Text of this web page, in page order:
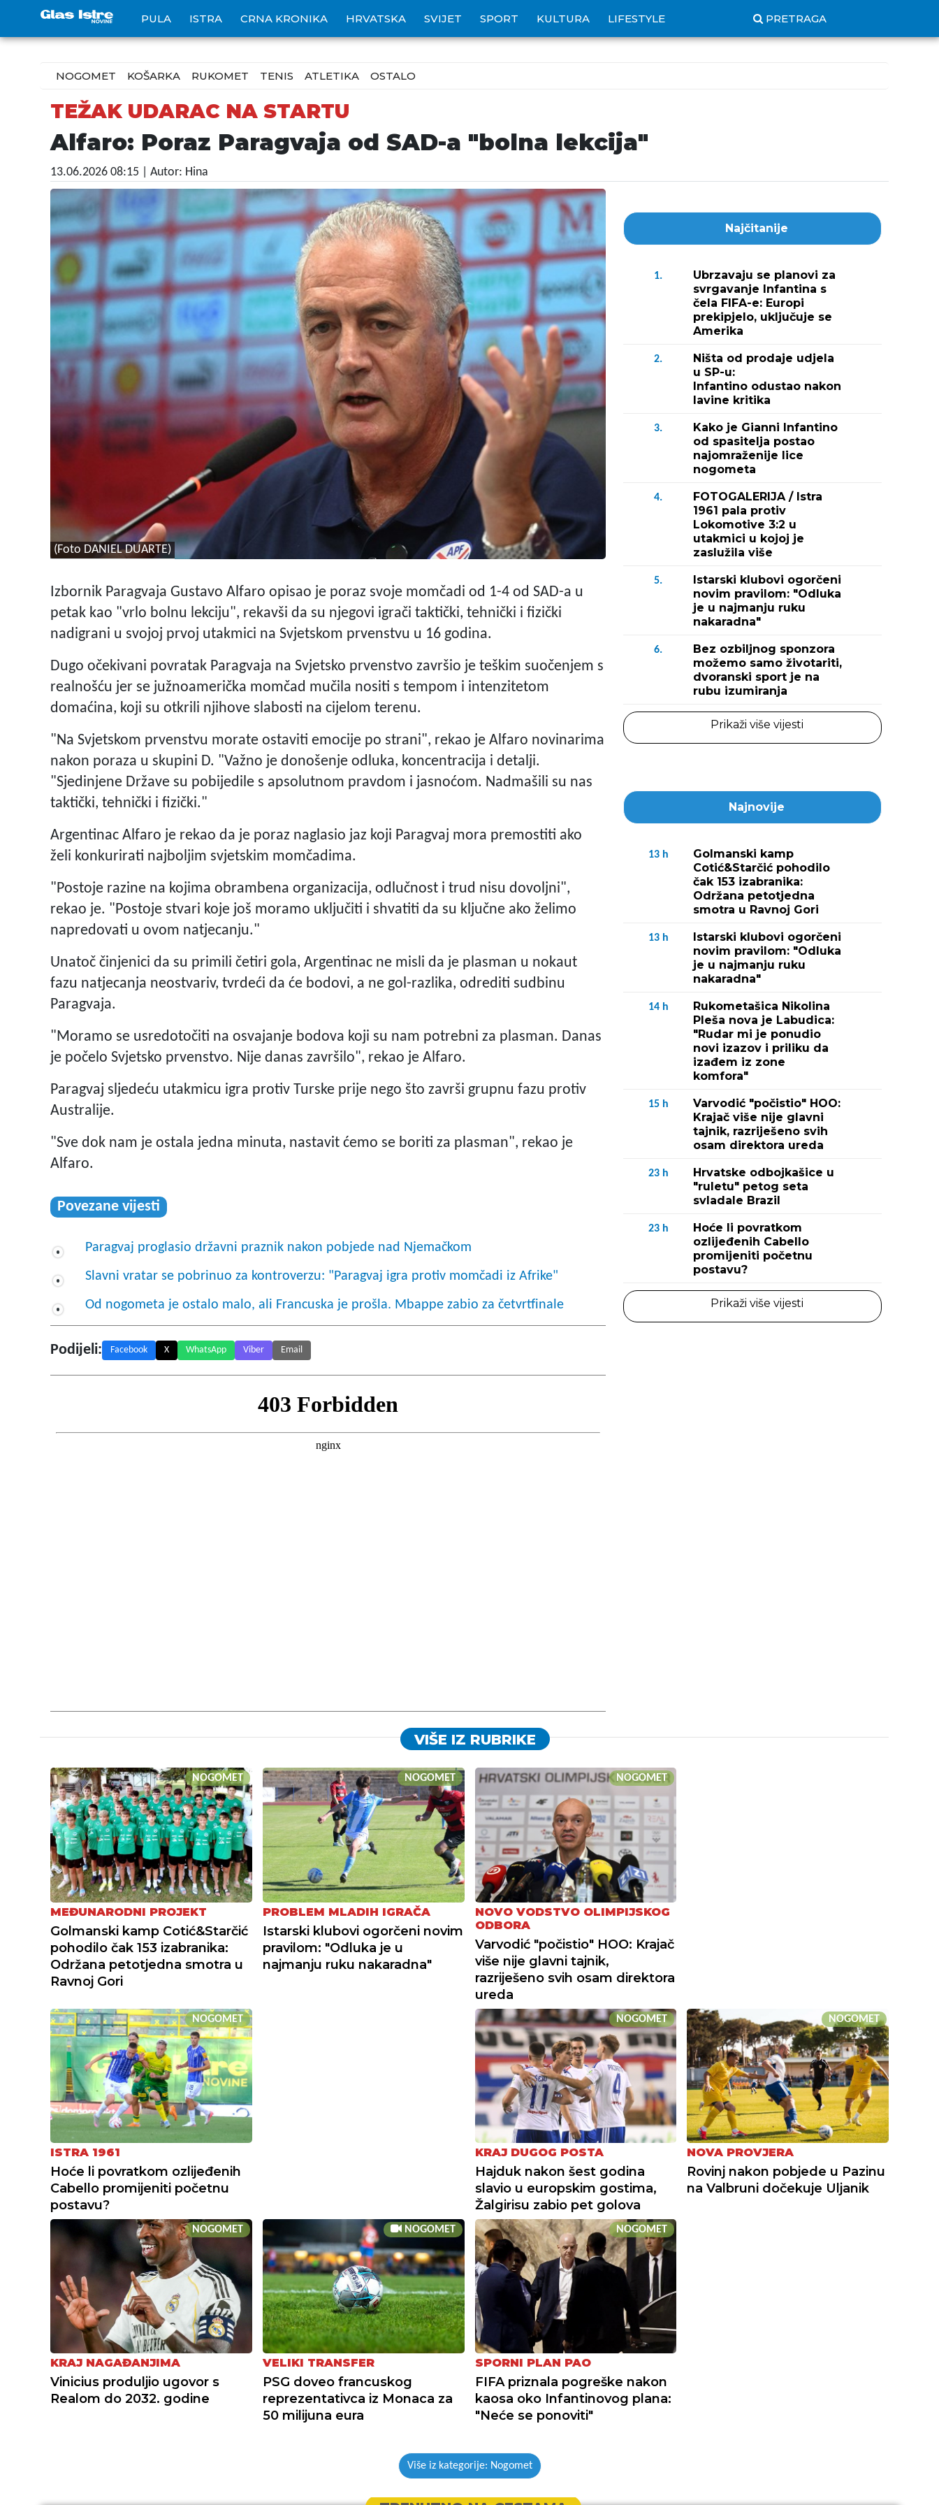
PULA ISTRA CRNA KRONIKA HRVATSKA SVIJET SPORT KULTURA LIFESTYLE PRETRAGA
NOGOMET KOŠARKA RUKOMET TENIS ATLETIKA OSTALO
TEŽAK UDARAC NA STARTU
Alfaro: Poraz Paragvaja od SAD-a "bolna lekcija"
13.06.2026 08:15 | Autor: Hina
(Foto DANIEL DUARTE)
Izbornik Paragvaja Gustavo Alfaro opisao je poraz svoje momčadi od 1-4 od SAD-a u
petak kao "vrlo bolnu lekciju", rekavši da su njegovi igrači taktički, tehnički i fizički
nadigrani u svojoj prvoj utakmici na Svjetskom prvenstvu u 16 godina.
Dugo očekivani povratak Paragvaja na Svjetsko prvenstvo završio je teškim suočenjem s
realnošću jer se južnoamerička momčad mučila nositi s tempom i intenzitetom
domaćina, koji su otkrili njihove slabosti na cijelom terenu.
"Na Svjetskom prvenstvu morate ostaviti emocije po strani", rekao je Alfaro novinarima
nakon poraza u skupini D. "Važno je donošenje odluka, koncentracija i detalji.
"Sjedinjene Države su pobijedile s apsolutnom pravdom i jasnoćom. Nadmašili su nas
taktički, tehnički i fizički."
Argentinac Alfaro je rekao da je poraz naglasio jaz koji Paragvaj mora premostiti ako
želi konkurirati najboljim svjetskim momčadima.
"Postoje razine na kojima obrambena organizacija, odlučnost i trud nisu dovoljni",
rekao je. "Postoje stvari koje još moramo uključiti i shvatiti da su ključne ako želimo
napredovati u ovom natjecanju."
Unatoč činjenici da su primili četiri gola, Argentinac ne misli da je plasman u nokaut
fazu natjecanja neostvariv, tvrdeći da će bodovi, a ne gol-razlika, odrediti sudbinu
Paragvaja.
"Moramo se usredotočiti na osvajanje bodova koji su nam potrebni za plasman. Danas
je počelo Svjetsko prvenstvo. Nije danas završilo", rekao je Alfaro.
Paragvaj sljedeću utakmicu igra protiv Turske prije nego što završi grupnu fazu protiv
Australije.
"Sve dok nam je ostala jedna minuta, nastavit ćemo se boriti za plasman", rekao je
Alfaro.
Povezane vijesti
Paragvaj proglasio državni praznik nakon pobjede nad Njemačkom
Slavni vratar se pobrinuo za kontroverzu: "Paragvaj igra protiv momčadi iz Afrike"
Od nogometa je ostalo malo, ali Francuska je prošla. Mbappe zabio za četvrtfinale
Podijeli: Facebook X WhatsApp Viber Email
Najčitanije
1.
Ubrzavaju se planovi za
svrgavanje Infantina s
čela FIFA-e: Europi
prekipjelo, uključuje se
Amerika
2.
Ništa od prodaje udjela
u SP-u:
Infantino odustao nakon
lavine kritika
3.
Kako je Gianni Infantino
od spasitelja postao
najomraženije lice
nogometa
4.
FOTOGALERIJA / Istra
1961 pala protiv
Lokomotive 3:2 u
utakmici u kojoj je
zaslužila više
5.
Istarski klubovi ogorčeni
novim pravilom: "Odluka
je u najmanju ruku
nakaradna"
6.
Bez ozbiljnog sponzora
možemo samo životariti,
dvoranski sport je na
rubu izumiranja
Prikaži više vijesti
Najnovije
13 h
Golmanski kamp
Cotić&Starčić pohodilo
čak 153 izabranika:
Održana petotjedna
smotra u Ravnoj Gori
13 h
Istarski klubovi ogorčeni
novim pravilom: "Odluka
je u najmanju ruku
nakaradna"
14 h
Rukometašica Nikolina
Pleša nova je Labudica:
"Rudar mi je ponudio
novi izazov i priliku da
izađem iz zone
komfora"
15 h
Varvodić "počistio" HOO:
Krajač više nije glavni
tajnik, razriješeno svih
osam direktora ureda
23 h
Hrvatske odbojkašice u
"ruletu" petog seta
svladale Brazil
23 h
Hoće li povratkom
ozlijeđenih Cabello
promijeniti početnu
postavu?
Prikaži više vijesti
VIŠE IZ RUBRIKE
NOGOMET
MEĐUNARODNI PROJEKT
Golmanski kamp Cotić&Starčić
pohodilo čak 153 izabranika:
Održana petotjedna smotra u
Ravnoj Gori
NOGOMET
PROBLEM MLADIH IGRAČA
Istarski klubovi ogorčeni novim
pravilom: "Odluka je u
najmanju ruku nakaradna"
NOGOMET
NOVO VODSTVO OLIMPIJSKOG
ODBORA
Varvodić "počistio" HOO: Krajač
više nije glavni tajnik,
razriješeno svih osam direktora
ureda
NOGOMET
ISTRA 1961
Hoće li povratkom ozlijeđenih
Cabello promijeniti početnu
postavu?
NOGOMET
KRAJ DUGOG POSTA
Hajduk nakon šest godina
slavio u europskim gostima,
Žalgirisu zabio pet golova
NOGOMET
NOVA PROVJERA
Rovinj nakon pobjede u Pazinu
na Valbruni dočekuje Uljanik
NOGOMET
KRAJ NAGAĐANJIMA
Vinicius produljio ugovor s
Realom do 2032. godine
NOGOMET
VELIKI TRANSFER
PSG doveo francuskog
reprezentativca iz Monaca za
50 milijuna eura
NOGOMET
SPORNI PLAN PAO
FIFA priznala pogreške nakon
kaosa oko Infantinovog plana:
"Neće se ponoviti"
Više iz kategorije: Nogomet